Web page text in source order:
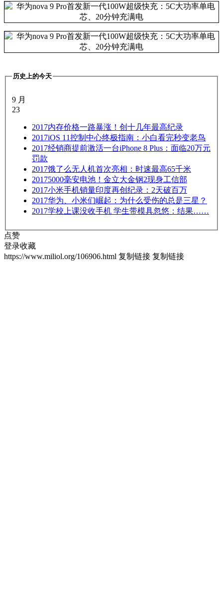
历史上的今天
9 月
23
2017内存价格一路暴涨！创十几年最高纪录
2017iOS 11控制中心终极指南：小白看完秒变老鸟
2017经销商提前激活一台iPhone 8 Plus：面临20万元
罚款
2017饿了么无人机首次亮相：时速最高65千米
20175000毫安电池！金立大金钢2现身工信部
2017小米手机销量印度再创纪录：2天破百万
2017华为、小米们崛起：为什么受伤的总是三星？
2017学校上课没收手机 学生带模具忽悠：结果……
点赞
登录收藏
https://www.miliol.org/106906.html 复制链接 复制链接